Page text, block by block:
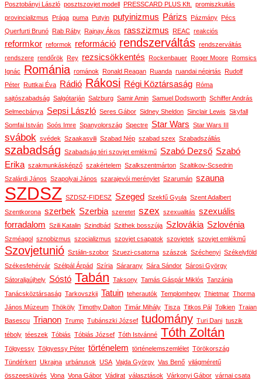
Posztobányi László posztszovjet modell PRESSCARD PLUS Kft.
promiszkuitás
provincializmus Prága puma Putyin putyinizmus Párizs Pázmány Pécs
Querfurti Brunó Rab Ráby Rajnay Ákos rasszizmus REAC reakciós
reformkor reformok reformáció rendszerváltás rendszerváltás
rendszere rendőrök Rey rezsicsökkentés Rockenbauer Roger Moore Romsics
Ignác
Románia románok Ronald Reagan Ruanda ruandai népirtás Rudolf
Péter Ruttkai Éva Rádió Rákosi Régi Köztársaság Róma
sajtószabadság Salgótarján Salzburg Samir Amin Samuel Dodsworth Schiffer András
Selmecbánya Sepsi László Seres Gábor Sidney Sheldon Sinclair Lewis Skyfall
Somfai István Soós Imre Spanyolország Spectre Star Wars Star Wars III
svábok svédek Szaakasvili Szabad Nép szabad szex Szabadszállás
szabadság Szabadság téri szovjet emlékmű Szabó Dezső Szabó
Erika szakmunkásképző szakértelem Szalkszentmárton Szaltikov-Scsedrin
Szalárdi János Szapolyai János szarajevói merénylet Szarumán szauna
SZDSZ SZDSZ-FIDESZ Szeged Szekfű Gyula Szent Adalbert
Szentkorona szerbek Szerbia szeretet szex szexualitás szexuális
forradalom Szili Katalin Szindbád Szithek bosszúja Szlovákia Szlovénia
Szméagol sznobizmus szocializmus szovjet csapatok szovjetek szovjet emlékmű
Szovjetunió Sztálin-szobor Szuezi-csatorna szászok Széchenyi Székelyföld
Székesfehérvár Szélpál Árpád Szíria Sárarany Sára Sándor Sárosi György
Sátoraljaújhely Sóstó Tabán Taksony Tamás Gáspár Miklós Tanzánia
Tanácsköztársaság Tarkovszkij Tatuin teherautók Templomhegy Thietmar Thorma
János Múzeum Thököly Timothy Dalton Timár Mihály Tisza Titkos Pál Tolkien Traian
Basescu Trianon Trump Tubánszki József tudomány Turi Dani tuszik
téboly téeszek Tóbiás Tóbiás József Tóth Istvánné Tóth Zoltán
Tölgyessy Tölgyessy Péter történelem történelemszemlélet Törökország
Tündérkert Ukrajna urbánusok USA Vajda György Vas Benő világméretű
összeesküvés Vona Vona Gábor Vádirat választások Várkonyi Gábor várnai csata